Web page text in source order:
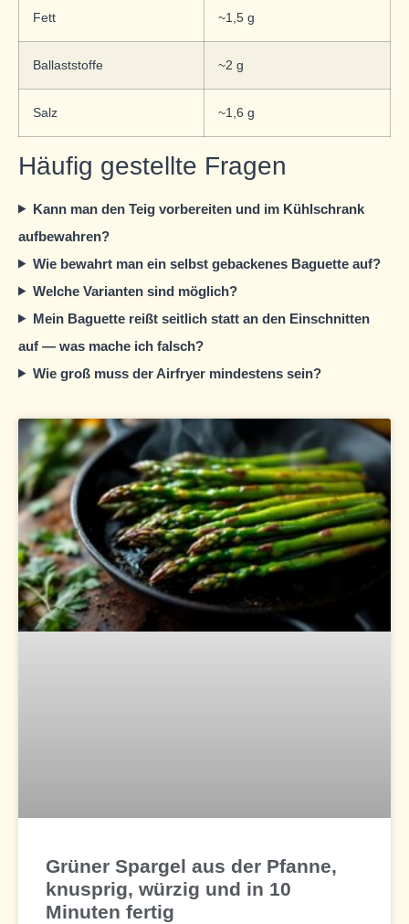
Grüner Spargel aus der Pfanne,
knusprig, würzig und in 10
Minuten fertig
Fett ~1,5 g
Ballaststoffe ~2 g
Salz ~1,6 g
Häufig gestellte Fragen
Kann man den Teig vorbereiten und im Kühlschrank
aufbewahren?
Wie bewahrt man ein selbst gebackenes Baguette auf?
Welche Varianten sind möglich?
Mein Baguette reißt seitlich statt an den Einschnitten
auf — was mache ich falsch?
Wie groß muss der Airfryer mindestens sein?